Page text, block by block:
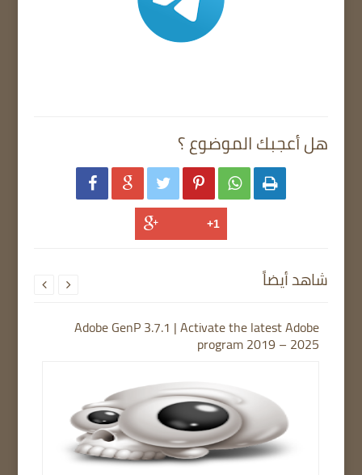
هل أعجبك الموضوع ؟
     
شاهد أيضاً
Adobe GenP 3.7.1 | Activate the latest Adobe
program 2019 – 2025
 